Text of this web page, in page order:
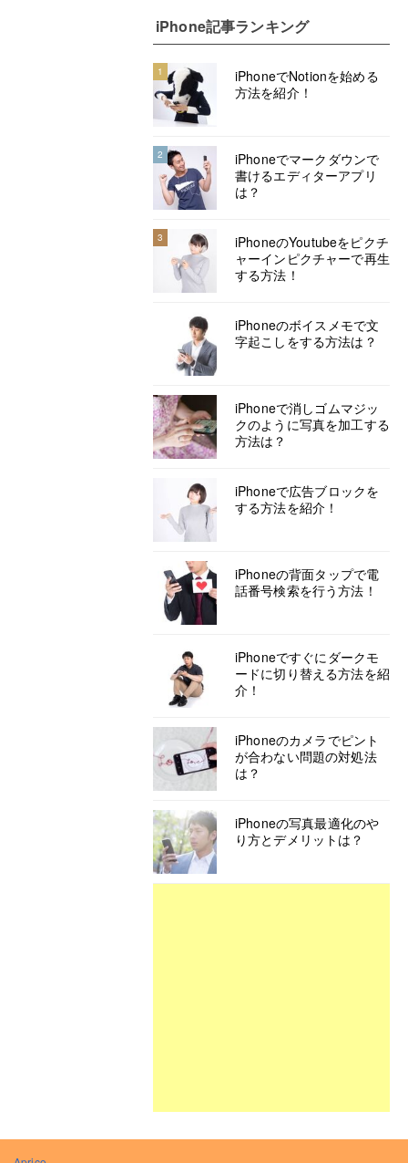
iPhone記事ランキング
1
iPhoneでNotionを始める
方法を紹介！
2
iPhoneでマークダウンで
書けるエディターアプリ
は？
3
iPhoneのYoutubeをピクチ
ャーインピクチャーで再生
する方法！
iPhoneのボイスメモで文
字起こしをする方法は？
iPhoneで消しゴムマジッ
クのように写真を加工する
方法は？
iPhoneで広告ブロックを
する方法を紹介！
iPhoneの背面タップで電
話番号検索を行う方法！
iPhoneですぐにダークモ
ードに切り替える方法を紹
介！
iPhoneのカメラでピント
が合わない問題の対処法
は？
iPhoneの写真最適化のや
り方とデメリットは？